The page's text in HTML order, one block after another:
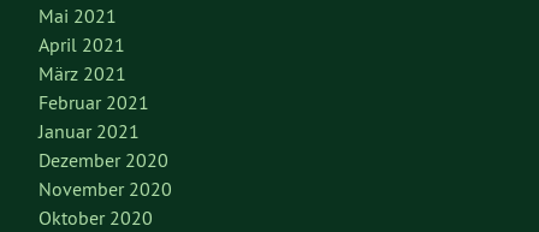
Mai 2021
April 2021
März 2021
Februar 2021
Januar 2021
Dezember 2020
November 2020
Oktober 2020